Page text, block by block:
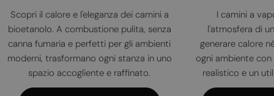
Scopri il calore e l'eleganza dei camini a
bioetanolo. A combustione pulita, senza
canna fumaria e perfetti per gli ambienti
moderni, trasformano ogni stanza in uno
spazio accogliente e raffinato.
I camini a
l'atmosfera di
generare calore
ogni ambiente
realistico e un